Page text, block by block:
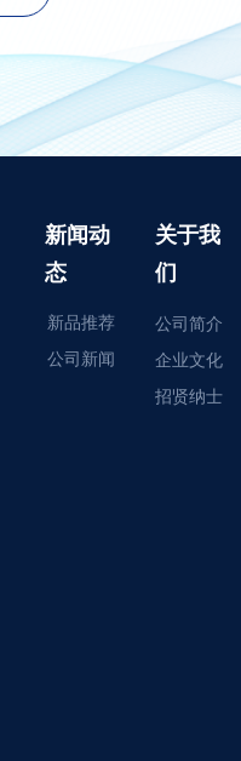
新闻动
态
新品推荐
公司新闻
关于我
们
公司简介
企业文化
招贤纳士